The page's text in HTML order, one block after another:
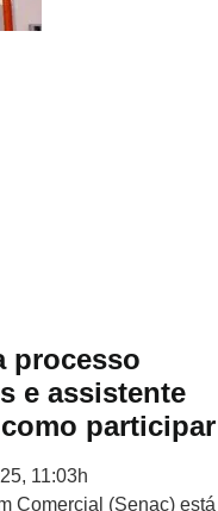
processo
e assistente
participar
11:03h
Comercial (Senac) está